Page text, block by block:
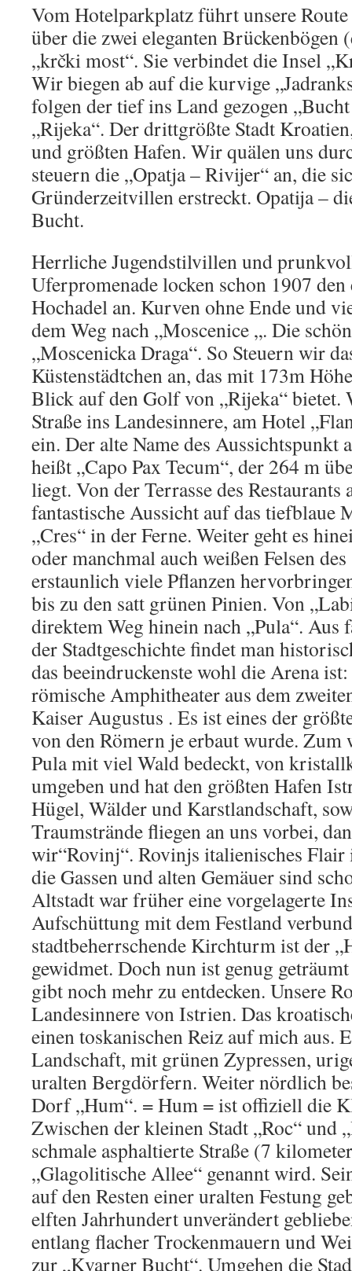
Vom Hotelparkplatz führt unsere
über die zwei eleganten Brückenbögen
„krčki most“. Sie verbindet die Insel
Wir biegen ab auf die kurvige
folgen der tief ins Land gezogen
„Rijeka“. Der drittgrößte Stadt
und größten Hafen. Wir quälen uns
steuern die „Opatja – Rivijer“ an, die
Gründerzeitvillen erstreckt. Opatija –
Bucht.
Herrliche Jugendstilvillen und
Uferpromenade locken schon 1907 den
Hochadel an. Kurven ohne Ende und
dem Weg nach „Moscenice „. Die
„Moscenicka Draga“. So Steuern wir
Küstenstädtchen an, das mit 173m
Blick auf den Golf von „Rijeka“ bietet.
Straße ins Landesinnere, am Hotel
ein. Der alte Name des Aussichtspunkt
heißt „Capo Pax Tecum“, der 264 m
liegt. Von der Terrasse des Restaurants
fantastische Aussicht auf das tiefblaue
„Cres“ in der Ferne. Weiter geht es
oder manchmal auch weißen Felsen
erstaunlich viele Pflanzen
bis zu den satt grünen Pinien. Von
direktem Weg hinein nach „Pula“. Aus
der Stadtgeschichte findet man
das beeindruckenste wohl die Arena
römische Amphitheater aus dem
Kaiser Augustus . Es ist eines der
von den Römern je erbaut wurde. Zum
Pula mit viel Wald bedeckt, von
umgeben und hat den größten Hafen
Hügel, Wälder und Karstlandschaft,
Traumstrände fliegen an uns vorbei,
wir“Rovinj“. Rovinjs italienisches Flair
die Gassen und alten Gemäuer sind
Altstadt war früher eine vorgelagerte
Aufschüttung mit dem Festland
stadtbeherrschende Kirchturm ist der
gewidmet. Doch nun ist genug
gibt noch mehr zu entdecken. Unsere
Landesinnere von Istrien. Das
einen toskanischen Reiz auf mich aus.
Landschaft, mit grünen Zypressen,
uralten Bergdörfern. Weiter nördlich
Dorf „Hum“. = Hum = ist offiziell die
Zwischen der kleinen Stadt „Roc“ und
schmale asphaltierte Straße (7
„Glagolitische Allee“ genannt wird.
auf den Resten einer uralten Festung
elften Jahrhundert unverändert
entlang flacher Trockenmauern und
zur „Kvarner Bucht“. Umgehen die